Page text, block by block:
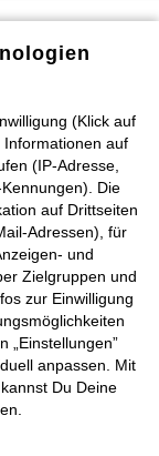
Service- &
Impressum
(Klick auf
Informationen auf
(IP-Adresse,
Die
auf Drittseiten
Adressen), für
und
Zielgruppen und
zur Einwilligung
„Einstellungen”
anpassen. Mit
Du Deine